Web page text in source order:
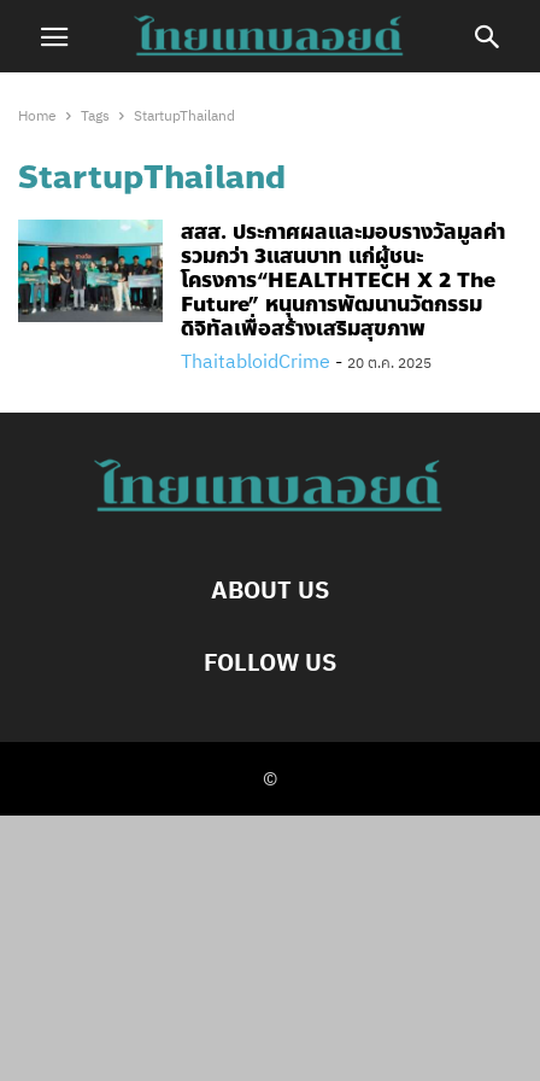
Home Tags StartupThailand
StartupThailand
สสส. ประกาศผลและมอบรางวัลมูลค่า
รวมกว่า 3แสนบาท แก่ผู้ชนะ
โครงการ“HEALTHTECH X 2 The
Future” หนุนการพัฒนานวัตกรรม
ดิจิทัลเพื่อสร้างเสริมสุขภาพ
ThaitabloidCrime - 20 ต.ค. 2025
ABOUT US
FOLLOW US
©